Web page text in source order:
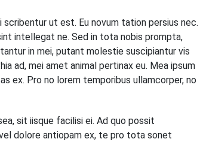
ut est. Eu novum tation persius nec.
intellegat ne. Sed in tota nobis prompta,
in mei, putant molestie suscipiantur vis
ad, mei amet animal pertinax eu. Mea ipsum
ex. Pro no lorem temporibus ullamcorper, no
sit iisque facilisi ei. Ad quo possit
dolore antiopam ex, te pro tota sonet